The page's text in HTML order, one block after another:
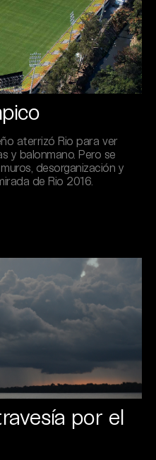
aterrizó Rio para ver
y balonmano. Pero se
desorganización y
de Rio 2016.
por el